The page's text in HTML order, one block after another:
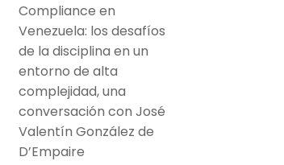
Compliance en
Venezuela: los desafíos
de la disciplina en un
entorno de alta
complejidad, una
conversación con José
Valentín González de
D’Empaire